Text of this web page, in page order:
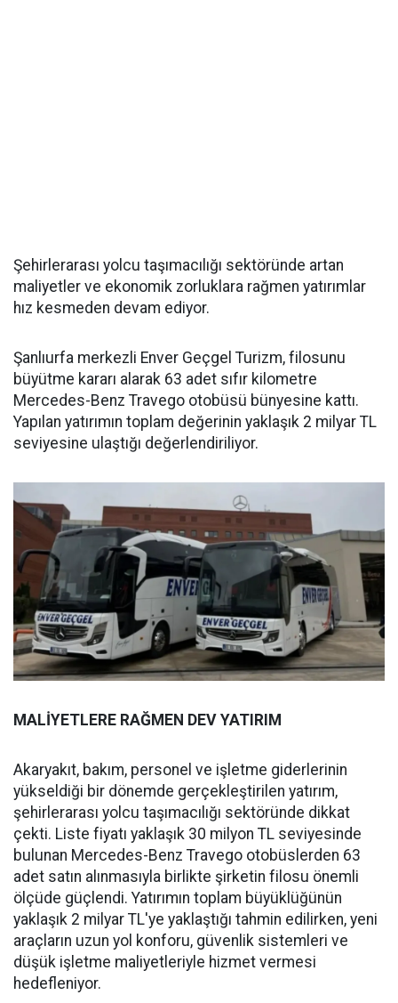
Şehirlerarası yolcu taşımacılığı sektöründe artan
maliyetler ve ekonomik zorluklara rağmen yatırımlar
hız kesmeden devam ediyor.
Şanlıurfa merkezli Enver Geçgel Turizm, filosunu
büyütme kararı alarak 63 adet sıfır kilometre
Mercedes-Benz Travego otobüsü bünyesine kattı.
Yapılan yatırımın toplam değerinin yaklaşık 2 milyar TL
seviyesine ulaştığı değerlendiriliyor.
MALİYETLERE RAĞMEN DEV YATIRIM
Akaryakıt, bakım, personel ve işletme giderlerinin
yükseldiği bir dönemde gerçekleştirilen yatırım,
şehirlerarası yolcu taşımacılığı sektöründe dikkat
çekti. Liste fiyatı yaklaşık 30 milyon TL seviyesinde
bulunan Mercedes-Benz Travego otobüslerden 63
adet satın alınmasıyla birlikte şirketin filosu önemli
ölçüde güçlendi. Yatırımın toplam büyüklüğünün
yaklaşık 2 milyar TL'ye yaklaştığı tahmin edilirken, yeni
araçların uzun yol konforu, güvenlik sistemleri ve
düşük işletme maliyetleriyle hizmet vermesi
hedefleniyor.